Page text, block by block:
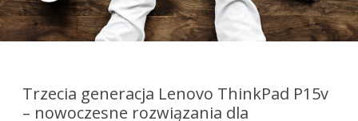
Trzecia generacja Lenovo ThinkPad P15v
– nowoczesne rozwiązania dla